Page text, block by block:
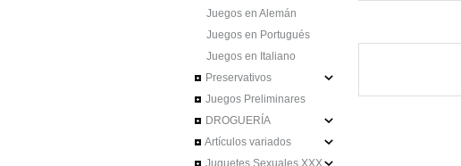
Juegos en Alemán
Juegos en Portugués
Juegos en Italiano
Preservativos
Juegos Preliminares
DROGUERÍA
Artículos variados